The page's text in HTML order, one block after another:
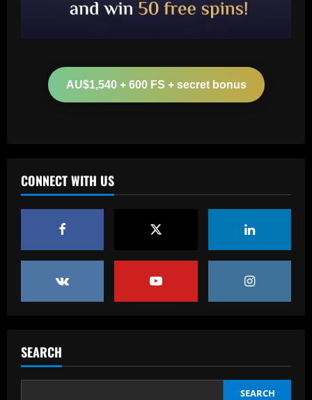
AU$1,540 + 600 FS + secret bonus
CONNECT WITH US
SEARCH
SEARCH
2
biggest underperformers this season
3
onto Man Utd outcast Antony
12/09/2025
leaves out Rashford & Sterling
12/09/2025
12/09/2025